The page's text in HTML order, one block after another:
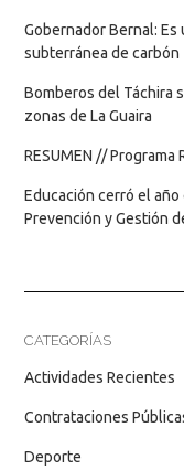
Gobernador Bernal:
subterránea de carbón
Bomberos del Táchira
zonas de La Guaira
RESUMEN // Programa
Educación cerró el
Prevención y Gestión
CATEGORÍAS
Actividades Recientes
Contrataciones
Deporte